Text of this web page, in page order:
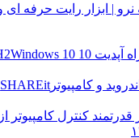
Windows 10
و کامپیوتر SHAREit
قدرتمند کنترل کامپیوتر از